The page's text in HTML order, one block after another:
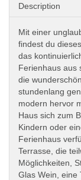
Description
Mit einer
findest du
das
Ferienhaus aus
die
stundenlang
modern hervor
Haus sich zum
Kindern oder
Ferienhaus
Terrasse, die
Möglichkeiten,
Glas Wein, eine